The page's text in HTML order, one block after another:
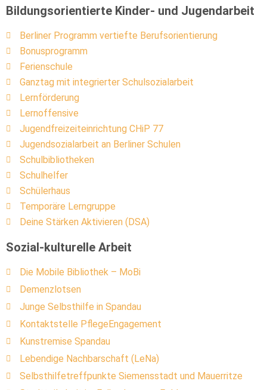
Bildungsorientierte Kinder- und Jugendarbeit
Berliner Programm vertiefte Berufsorientierung
Bonusprogramm
Ferienschule
Ganztag mit integrierter Schulsozialarbeit
Lernförderung
Lernoffensive
Jugendfreizeiteinrichtung CHiP 77
Jugendsozialarbeit an Berliner Schulen
Schulbibliotheken
Schulhelfer
Schülerhaus
Temporäre Lerngruppe
Deine Stärken Aktivieren (DSA)
Sozial-kulturelle Arbeit
Die Mobile Bibliothek – MoBi
Demenzlotsen
Junge Selbsthilfe in Spandau
Kontaktstelle PflegeEngagement
Kunstremise Spandau
Lebendige Nachbarschaft (LeNa)
Selbsthilfetreffpunkte Siemensstadt und Mauerritze